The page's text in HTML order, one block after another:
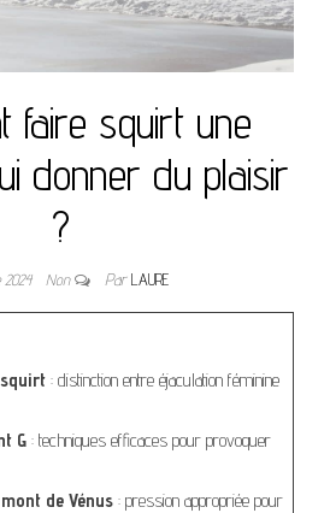
faire squirt une
donner du plaisir
?
2024 Non ParLAURE
: distinction entre éjaculation féminine
G : techniques efficaces pour provoquer
de Vénus : pression appropriée pour